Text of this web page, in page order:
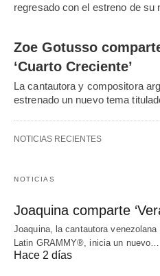
regresado con el estreno de su
Zoe Gotusso
‘Cuarto Creciente’
La cantautora y compositora
estrenado un nuevo tema
NOTICIAS RECIENTES
NOTICIAS
Joaquina comparte
Joaquina, la cantautora
Latin GRAMMY®, inicia un nuevo…
Hace 2 días